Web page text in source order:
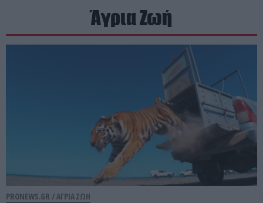
Άγρια Ζωή
PRONEWS.GR /ΑΓΡΙΑ ΖΩΗ